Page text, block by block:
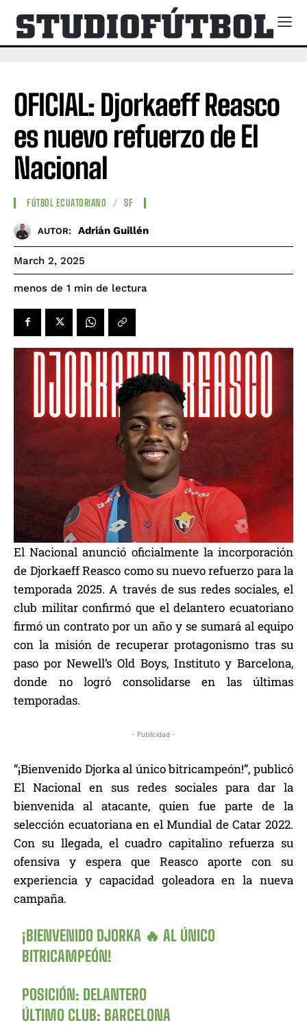
OFICIAL: Djorkaeff Reasco
es nuevo refuerzo de El
Nacional
FÚTBOL ECUATORIANO SF
AUTOR: Adrián Guillén
March 2, 2025
menos de 1 min de lectura
El Nacional anunció oficialmente la incorporación
de Djorkaeff Reasco como su nuevo refuerzo para la
temporada 2025. A través de sus redes sociales, el
club militar confirmó que el delantero ecuatoriano
firmó un contrato por un año y se sumará al equipo
con la misión de recuperar protagonismo tras su
paso por Newell’s Old Boys, Instituto y Barcelona,
donde no logró consolidarse en las últimas
temporadas.
- Publicidad -
“¡Bienvenido Djorka al único bitricampeón!”, publicó
El Nacional en sus redes sociales para dar la
bienvenida al atacante, quien fue parte de la
selección ecuatoriana en el Mundial de Catar 2022.
Con su llegada, el cuadro capitalino refuerza su
ofensiva y espera que Reasco aporte con su
experiencia y capacidad goleadora en la nueva
campaña.
¡BIENVENIDO DJORKA 🔥 AL ÚNICO
BITRICAMPEÓN!
POSICIÓN: DELANTERO
ÚLTIMO CLUB: BARCELONA